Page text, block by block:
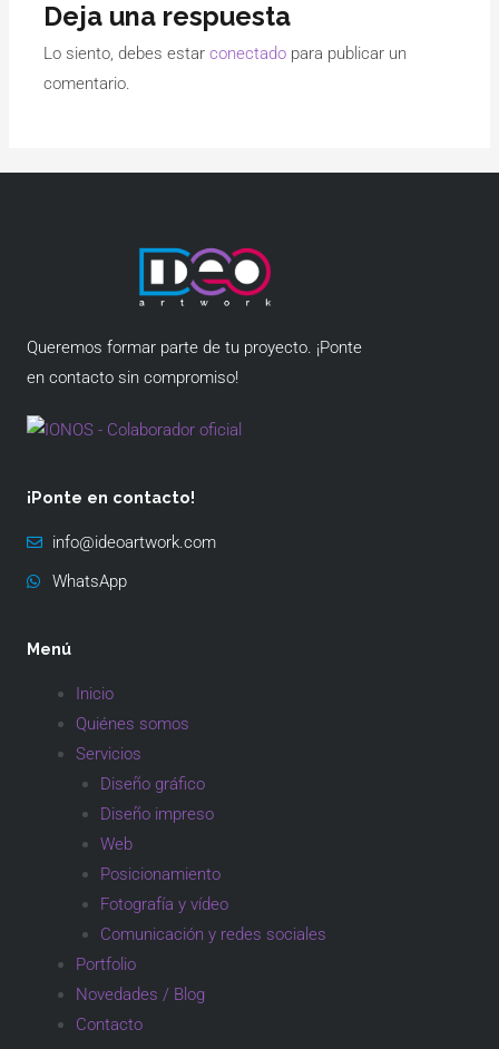
Deja una respuesta
Lo siento, debes estarconectado para publicar un
comentario.
Queremos formar parte de tu proyecto. ¡Ponte
en contacto sin compromiso!
¡Ponte en contacto!
info@ideoartwork.com
WhatsApp
Menú
Inicio
Quiénes somos
Servicios
Diseño gráfico
Diseño impreso
Web
Posicionamiento
Fotografía y vídeo
Comunicación y redes sociales
Portfolio
Novedades / Blog
Contacto